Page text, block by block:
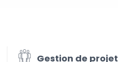
Gestion de projet